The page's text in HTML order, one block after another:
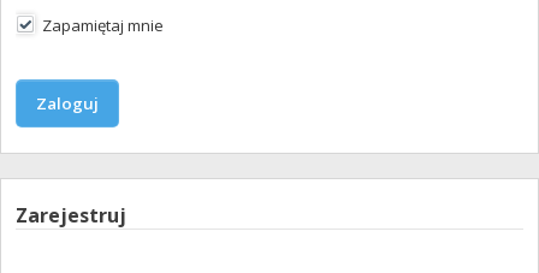
Zapamiętaj mnie
Zarejestruj